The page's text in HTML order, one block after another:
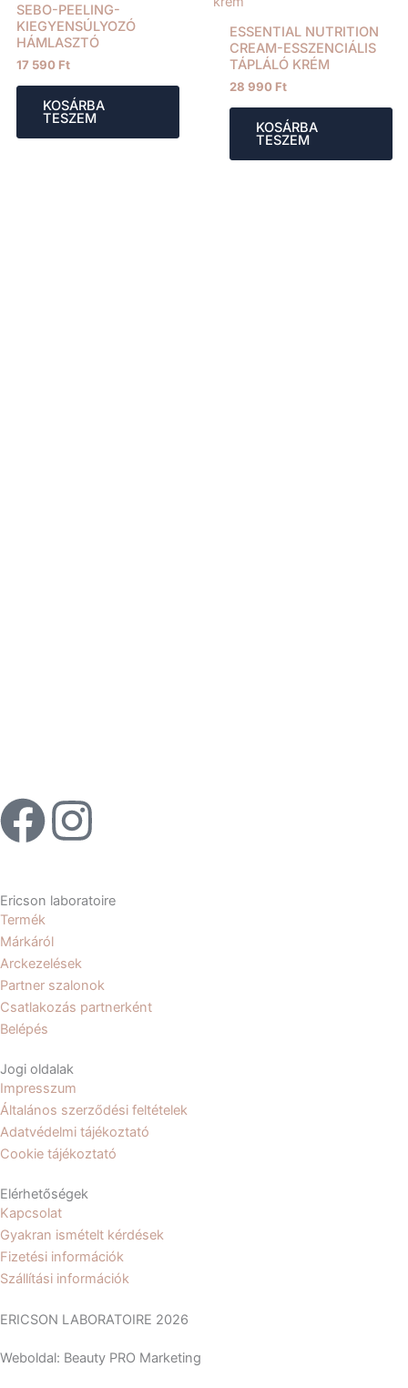
SEBO-PEELING-
KIEGYENSÚLYOZÓ
HÁMLASZTÓ
17 590 Ft
KOSÁRBA
TESZEM
ESSENTIAL NUTRITION
CREAM-ESSZENCIÁLIS
TÁPLÁLÓ KRÉM
28 990 Ft
KOSÁRBA
TESZEM
F
c
e
b
o
o
k
I
s
t
a
r
a
m
Ericson laboratoire
Termék
Márkáról
Arckezelések
Partner szalonok
Csatlakozás partnerként
Belépés
Jogi oldalak
Impresszum
Általános szerződési feltételek
Adatvédelmi tájékoztató
Cookie tájékoztató
Elérhetőségek
Kapcsolat
Gyakran ismételt kérdések
Fizetési információk
Szállítási információk
ERICSON LABORATOIRE 2026
Weboldal: Beauty PRO Marketing